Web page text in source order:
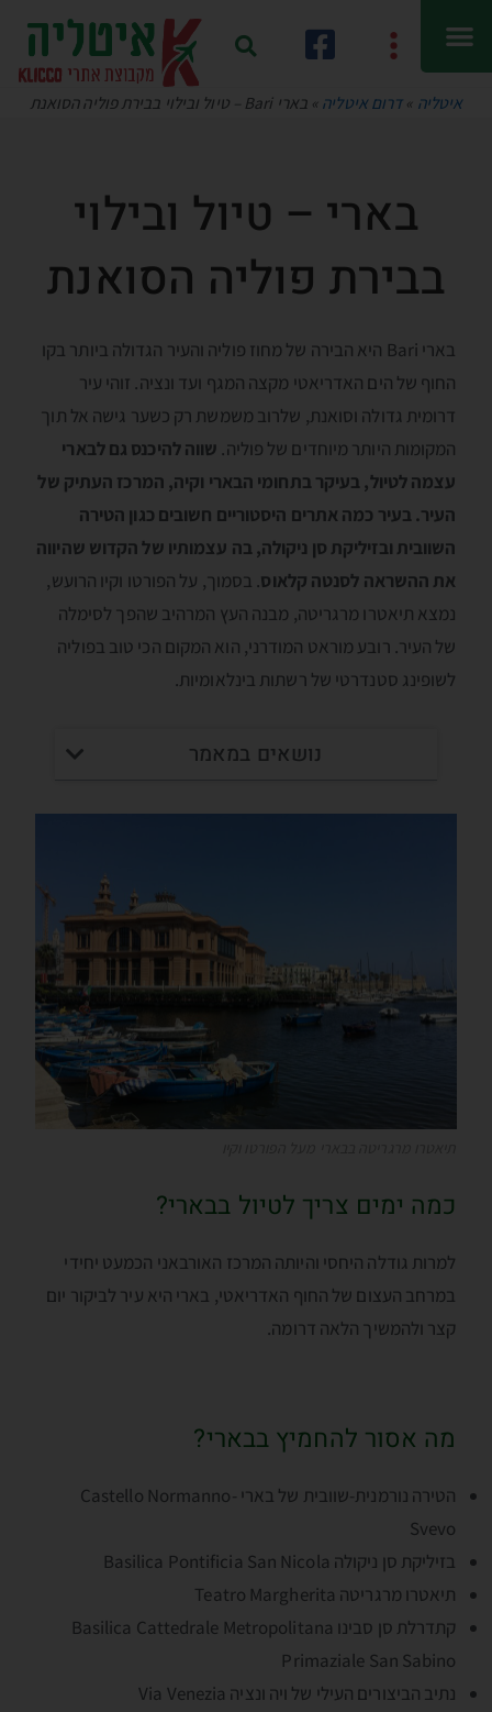
איטליה »דרום איטליה »בארי Bari – טיול ובילוי בבירת פוליה הסואנת
בארי – טיול ובילוי
בבירת פוליה הסואנת
בארי Bari היא הבירה של מחוז פוליה והעיר הגדולה ביותר בקו
החוף של הים האדריאטי מקצה המגף ועד ונציה. זוהי עיר
דרומית גדולה וסואנת, שלרוב משמשת רק כשער גישה אל תוך
המקומות היותר מיוחדים של פוליה. שווה להיכנס גם לבארי
עצמה לטיול, בעיקר בתחומי הבארי וקיה, המרכז העתיק של
העיר. בעיר כמה אתרים היסטוריים חשובים כגון הטירה
השוובית ובזיליקת סן ניקולה, בה עצמותיו של הקדוש שהיווה
את ההשראה לסנטה קלאוס. בסמוך, על הפורטו וקיו הרועש,
נמצא תיאטרו מרגריטה, מבנה העץ המרהיב שהפך לסימלה
של העיר. רובע מוראט המודרני, הוא המקום הכי טוב בפוליה
לשופינג סטנדרטי של רשתות בינלאומיות.
נושאים במאמר
כמה ימים צריך לטיול בבארי?
למרות גודלה היחסי והיותה המרכז האורבאני הכמעט יחידי
במרחב העצום של החוף האדריאטי, בארי היא עיר לביקור יום
קצר ולהמשיך הלאה דרומה.
מה אסור להחמיץ בבארי?
הטירה נורמנית-שוובית של בארי Castello Normanno-
Svevo
בזיליקת סן ניקולה Basilica Pontificia San Nicola
תיאטרו מרגריטה Teatro Margherita
קתדרלת סן סבינו Basilica Cattedrale Metropolitana
Primaziale San Sabino
נתיב הביצורים העילי של ויה ונציה Via Venezia